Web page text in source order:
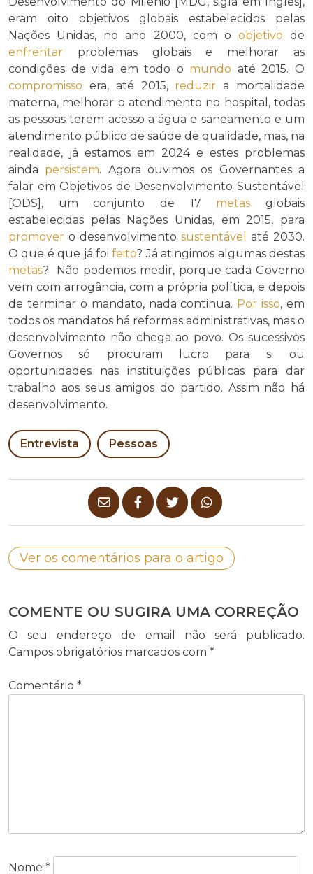
eram oito objetivos globais estabelecidos pelas
Nações Unidas, no ano 2000, com o objetivo de
enfrentar problemas globais e melhorar as
condições de vida em todo o mundo até 2015. O
compromisso era, até 2015, reduzir a mortalidade
materna, melhorar o atendimento no hospital, todas
as pessoas terem acesso a água e saneamento e um
atendimento público de saúde de qualidade, mas, na
realidade, já estamos em 2024 e estes problemas
ainda persistem. Agora ouvimos os Governantes a
falar em Objetivos de Desenvolvimento Sustentável
[ODS], um conjunto de 17 metas globais
estabelecidas pelas Nações Unidas, em 2015, para
promover o desenvolvimento sustentável
até 2030.
O que é que já foifeito? Já atingimos algumas destas
metas? Não podemos medir, porque cada Governo
vem com arrogância, com a própria política, e depois
de terminar o mandato, nada continua. Por isso, em
todos os mandatos há reformas administrativas, mas o
desenvolvimento não chega ao povo. Os sucessivos
Governos só procuram lucro para si ou
oportunidades nas instituições públicas para dar
trabalho aos seus amigos do partido. Assim não há
desenvolvimento.
Entrevista Pessoas
Ver os comentários para o artigo
COMENTE OU SUGIRA UMA CORREÇÃO
O seu endereço de email não será publicado.
Campos obrigatórios marcados com *
Comentário *
Nome *